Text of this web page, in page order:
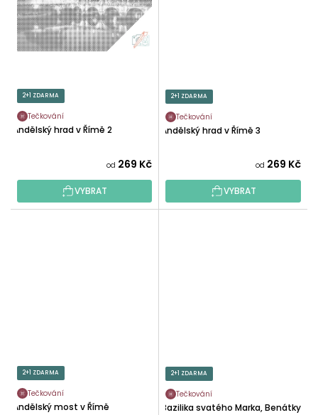
2+1 ZDARMA
Tečkování
Andělský hrad v Římě 2
od 269 Kč
VYBRAT
2+1 ZDARMA
Tečkování
Andělský hrad v Římě 3
od 269 Kč
VYBRAT
2+1 ZDARMA
Tečkování
Andělský most v Římě
2+1 ZDARMA
Tečkování
Bazilika svatého Marka, Benátky